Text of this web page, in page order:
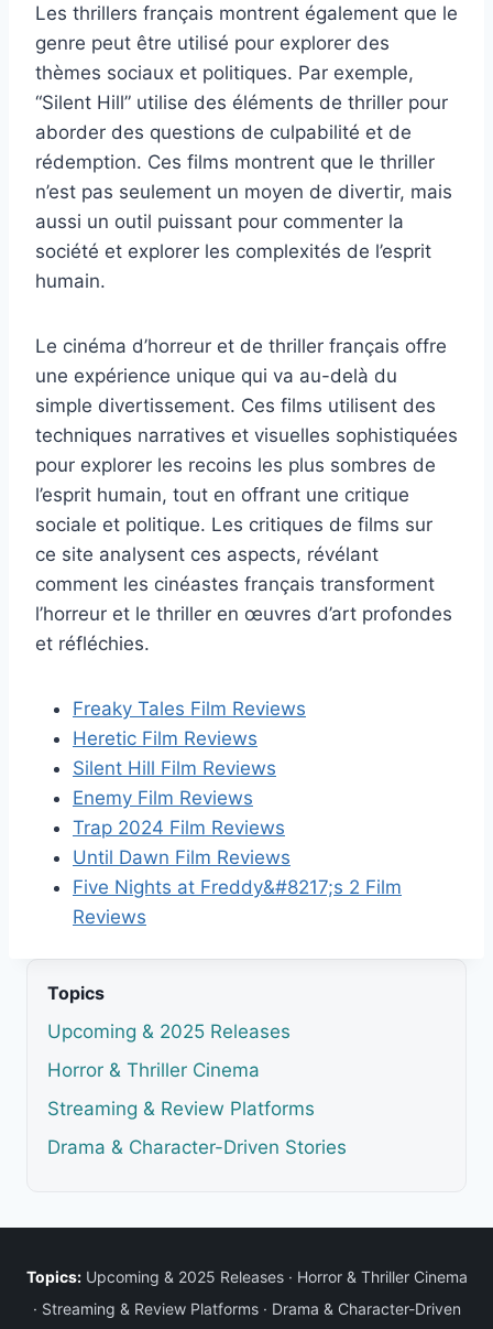
Les thrillers français montrent également que le
genre peut être utilisé pour explorer des
thèmes sociaux et politiques. Par exemple,
“Silent Hill” utilise des éléments de thriller pour
aborder des questions de culpabilité et de
rédemption. Ces films montrent que le thriller
n’est pas seulement un moyen de divertir, mais
aussi un outil puissant pour commenter la
société et explorer les complexités de l’esprit
humain.
Le cinéma d’horreur et de thriller français offre
une expérience unique qui va au-delà du
simple divertissement. Ces films utilisent des
techniques narratives et visuelles sophistiquées
pour explorer les recoins les plus sombres de
l’esprit humain, tout en offrant une critique
sociale et politique. Les critiques de films sur
ce site analysent ces aspects, révélant
comment les cinéastes français transforment
l’horreur et le thriller en œuvres d’art profondes
et réfléchies.
Freaky Tales Film Reviews
Heretic Film Reviews
Silent Hill Film Reviews
Enemy Film Reviews
Trap 2024 Film Reviews
Until Dawn Film Reviews
Five Nights at Freddy&#8217;s 2 Film
Reviews
Topics
Upcoming & 2025 Releases
Horror & Thriller Cinema
Streaming & Review Platforms
Drama & Character-Driven Stories
Topics: Upcoming & 2025 Releases· Horror & Thriller Cinema
· Streaming & Review Platforms· Drama & Character-Driven